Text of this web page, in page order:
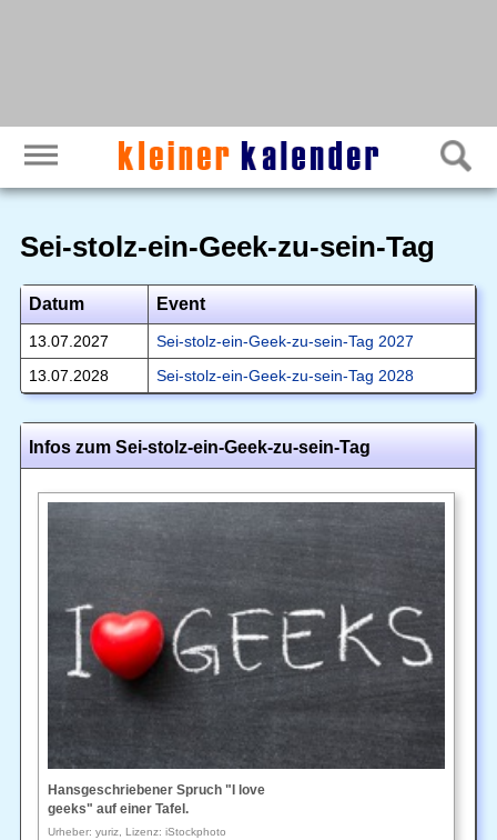
Sei-stolz-ein-Geek-zu-sein-Tag
Datum Event
13.07.2027
Sei-stolz-ein-Geek-zu-sein-Tag 2027
13.07.2028
Sei-stolz-ein-Geek-zu-sein-Tag 2028
Infos zum Sei-stolz-ein-Geek-zu-sein-Tag
Hansgeschriebener Spruch "I love
geeks" auf einer Tafel.
Urheber: yuriz, Lizenz: iStockphoto